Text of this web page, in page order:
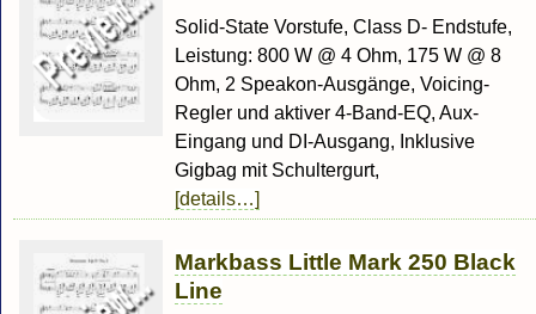
Solid-State Vorstufe, Class D- Endstufe,
Leistung: 800 W @ 4 Ohm, 175 W @ 8
Ohm, 2 Speakon-Ausgänge, Voicing-
Regler und aktiver 4-Band-EQ, Aux-
Eingang und DI-Ausgang, Inklusive
Gigbag mit Schultergurt,
[details…]
Markbass Little Mark 250 Black
Line